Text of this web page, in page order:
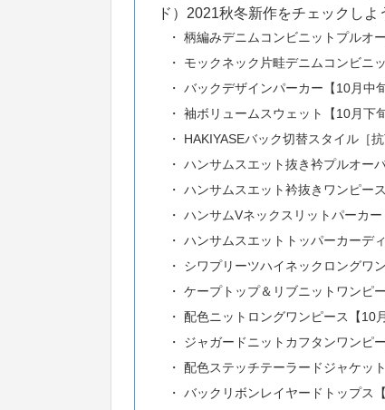
ド）2021秋冬新作をチェックしよ
柄編みデニムコンビニットプルオ
モックネック片畦デニムコンビニ
バックデザインパーカー【10月中
袖ボリュームスウェット【10月下
HAKIYASEバック切替スタイル［
ハンサムスエット抜き衿プルオー
ハンサムスエット衿抜きワンピー
ハンサムVネックスリットパーカー
ハンサムスエットトッパーカーデ
シワプリーツハイネックロングワ
ケープトップ＆リブニットワンピ
配色ニットロングワンピース【10
ジャガードニットカフタンワンピ
配色ステッチテーラードジャケット
バックリボンレイヤードトップス【